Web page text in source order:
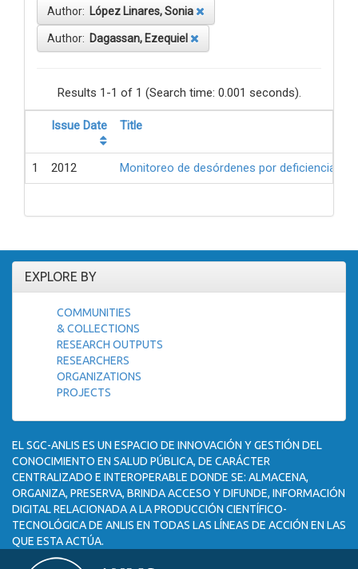
Author: López Linares, Sonia
Author: Dagassan, Ezequiel
Results 1-1 of 1 (Search time: 0.001 seconds).
Issue Date Title
1 2012 Monitoreo de desórdenes por deficiencia
EXPLORE BY
COMMUNITIES
& COLLECTIONS
RESEARCH OUTPUTS
RESEARCHERS
ORGANIZATIONS
PROJECTS
EL SGC-ANLIS ES UN ESPACIO DE INNOVACIÓN Y GESTIÓN DEL
CONOCIMIENTO EN SALUD PÚBLICA, DE CARÁCTER
CENTRALIZADO E INTEROPERABLE DONDE SE: ALMACENA,
ORGANIZA, PRESERVA, BRINDA ACCESO Y DIFUNDE, INFORMACIÓN
DIGITAL RELACIONADA A LA PRODUCCIÓN CIENTÍFICO-
TECNOLÓGICA DE ANLIS EN TODAS LAS LÍNEAS DE ACCIÓN EN LAS
QUE ESTA ACTÚA.